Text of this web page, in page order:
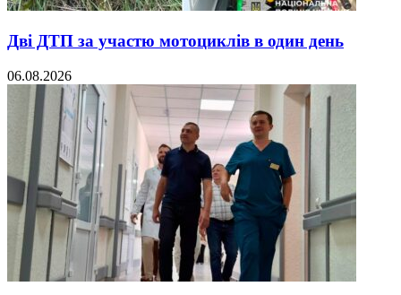
Дві ДТП за участю мотоциклів в один день
06.08.2026